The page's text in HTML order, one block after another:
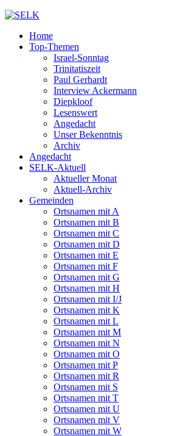
Home
Top-Themen
Israel-Sonntag
Trinitatiszeit
Paul Gerhardt
Interview Ackermann
Diepkloof
Lesenswert
Angedacht
Unser Bekenntnis
Archiv
Angedacht
SELK-Aktuell
Aktueller Monat
Aktuell-Archiv
Gemeinden
Ortsnamen mit A
Ortsnamen mit B
Ortsnamen mit C
Ortsnamen mit D
Ortsnamen mit E
Ortsnamen mit F
Ortsnamen mit G
Ortsnamen mit H
Ortsnamen mit I/J
Ortsnamen mit K
Ortsnamen mit L
Ortsnamen mit M
Ortsnamen mit N
Ortsnamen mit O
Ortsnamen mit P
Ortsnamen mit R
Ortsnamen mit S
Ortsnamen mit T
Ortsnamen mit U
Ortsnamen mit V
Ortsnamen mit W